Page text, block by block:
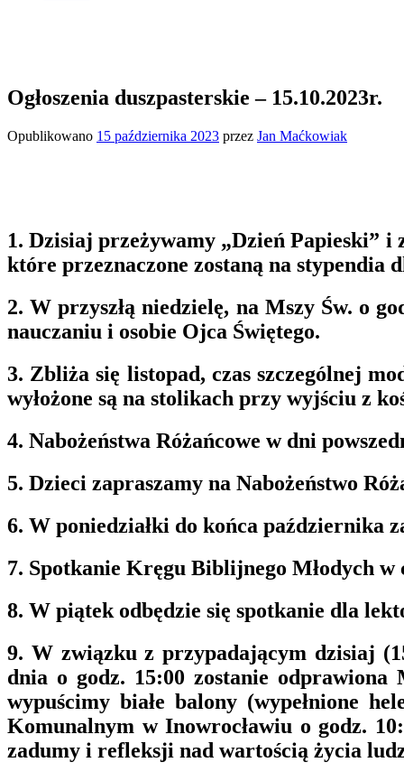
Ogłoszenia duszpasterskie – 15.10.2023r.
Opublikowano 15 października 2023 przez Jan Maćkowiak
1. Dzisiaj przeżywamy „Dzień Papieski” i
które przeznaczone zostaną na stypendia
2. W przyszłą niedzielę, na Mszy Św. o
nauczaniu i osobie Ojca Świętego.
3. Zbliża się listopad, czas szczególnej
wyłożone są na stolikach przy wyjściu z
4. Nabożeństwa Różańcowe w dni
5. Dzieci zapraszamy na Nabożeństwo
6. W poniedziałki do końca października
7. Spotkanie Kręgu Biblijnego Młodych
8. W piątek odbędzie się spotkanie dla
9. W związku z przypadającym dzisiaj
dnia o godz. 15:00 zostanie
wypuścimy białe balony (wypełnione
Komunalnym w Inowrocławiu o godz.
zadumy i refleksji nad wartością życia